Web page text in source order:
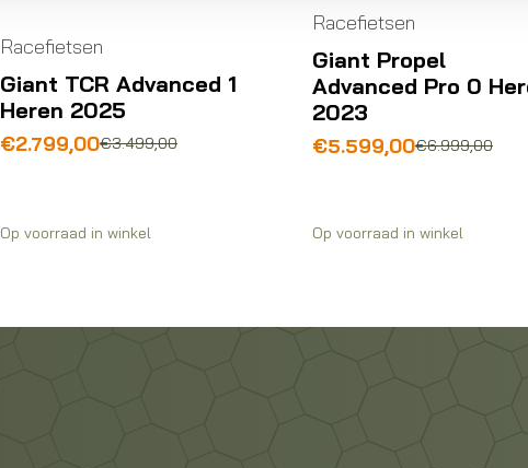
Racefietsen
Giant TCR Advanced 1
Heren 2025
€3.499,00
Oorspronkelijke
€2.799,00
Huidige
Op voorraad in winkel
Racefietsen
Giant Propel
Advanced Pro 0
2023
€6.999,00
Oorspronkelijke
€5.599,00
Huidige
Op voorraad in winkel